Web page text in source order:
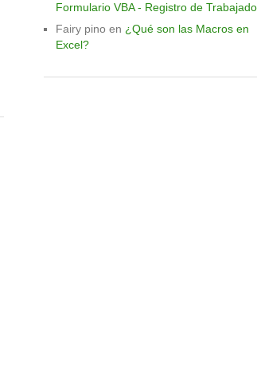
Formulario VBA - Registro de
Fairy pino en ¿Qué son las Macros en
Excel?